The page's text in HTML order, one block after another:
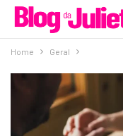
Home Geral